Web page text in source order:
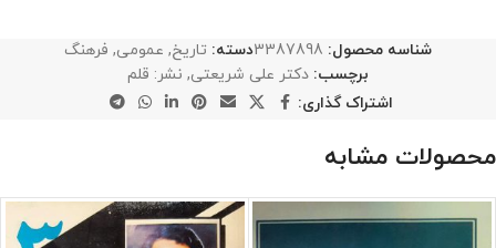
شناسه محصول: 3387898دسته: تاریخ, عمومی, فرهنگ
برچسب: دکتر علی شریعتی, نشر: قلم
اشتراک گذاری:
محصولات مشابه